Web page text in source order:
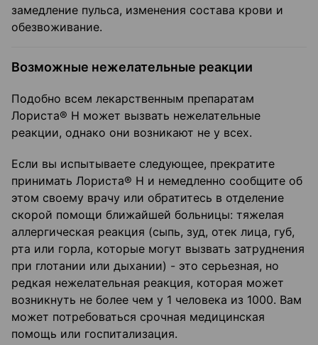
замедление пульса, изменения состава крови и
обезвоживание.
Возможные нежелательные реакции
Подобно всем лекарственным препаратам
Лориста® Н может вызвать нежелательные
реакции, однако они возникают не у всех.
Если вы испытываете следующее, прекратите
принимать Лориста® Н и немедленно сообщите об
этом своему врачу или обратитесь в отделение
скорой помощи ближайшей больницы: тяжелая
аллергическая реакция (сыпь, зуд, отек лица, губ,
рта или горла, которые могут вызвать затруднения
при глотании или дыхании) - это серьезная, но
редкая нежелательная реакция, которая может
возникнуть не более чем у 1 человека из 1000. Вам
может потребоваться срочная медицинская
помощь или госпитализация.